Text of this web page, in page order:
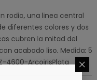
rodio, una linea central
diferentes colores y dos
cubren la mitad del
acabado liso. Medida: 5
4600-ArcoirisPlata